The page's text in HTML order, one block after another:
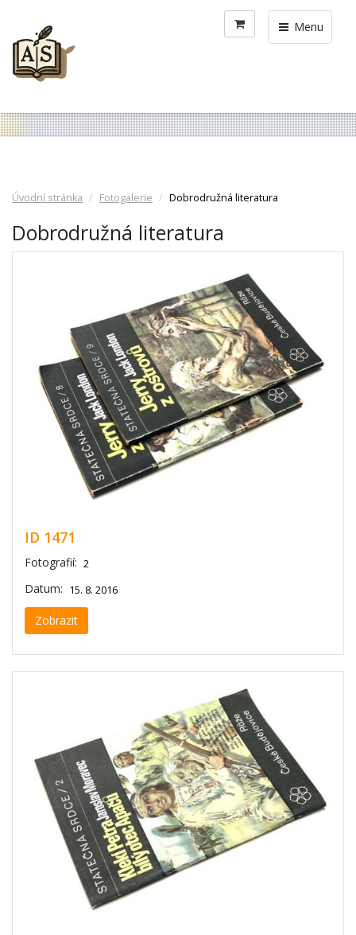
Menu
Úvodní stránka Fotogalerie Dobrodružná literatura
Dobrodružná literatura
ID 1471
Fotografií: 2
Datum: 15. 8. 2016
Zobrazit